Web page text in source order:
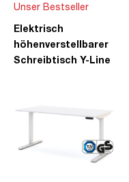
Unser Bestseller
Elektrisch
höhenverstellbarer
Schreibtisch Y-Line